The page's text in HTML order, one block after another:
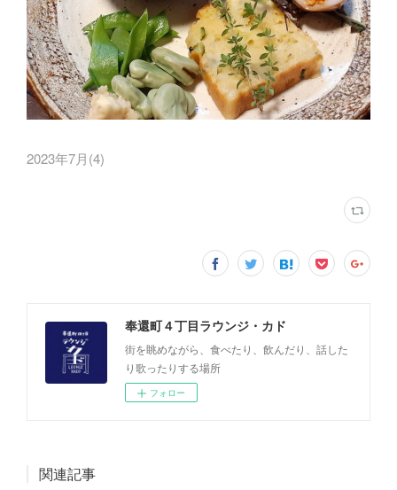
2023年7月(4)
奉還町４丁目ラウンジ・カド
街を眺めながら、食べたり、飲んだり、話した
り歌ったりする場所
フォロー
関連記事